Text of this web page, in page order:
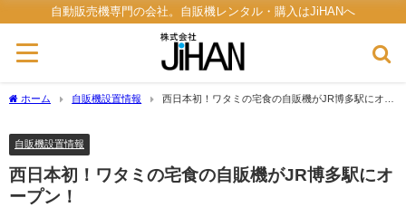
自動販売機専門の会社。自販機レンタル・購入はJiHANへ
ホーム 自販機設置情報
西日本初！ワタミの宅食の自販機がJR博多駅にオー
自販機設置情報
西日本初！ワタミの宅食の自販機がJR博多駅にオ
ープン！